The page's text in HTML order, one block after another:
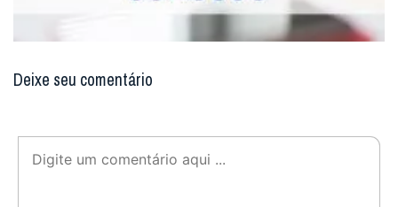
Deixe seu comentário